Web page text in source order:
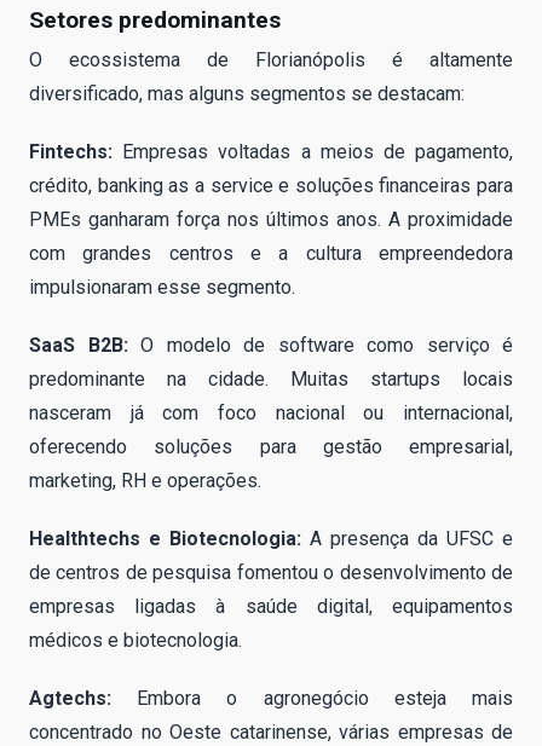
Setores predominantes
O ecossistema de Florianópolis é altamente
diversificado, mas alguns segmentos se destacam:
Fintechs: Empresas voltadas a meios de pagamento,
crédito, banking as a service e soluções financeiras para
PMEs ganharam força nos últimos anos. A proximidade
com grandes centros e a cultura empreendedora
impulsionaram esse segmento.
SaaS B2B:O modelo de software como serviço é
predominante na cidade. Muitas startups locais
nasceram já com foco nacional ou internacional,
oferecendo soluções para gestão empresarial,
marketing, RH e operações.
Healthtechs e Biotecnologia: A presença da UFSC e
de centros de pesquisa fomentou o desenvolvimento de
empresas ligadas à saúde digital, equipamentos
médicos e biotecnologia.
Agtechs: Embora o agronegócio esteja mais
concentrado no Oeste catarinense, várias empresas de